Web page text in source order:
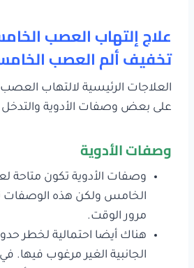
علاج إلتهاب العصب
تخفيف ألم العصب
العلاجات الرئيسية لالتهاب
على بعض وصفات الأدوية والتدخل
وصفات الأدوية
وصفات الأدوية تكون متاحة
الخامس ولكن هذه الوصفات
مرور الوقت.
هناك أيضا احتمالية لخطر
الجانبية الغير مرغوب فيها.